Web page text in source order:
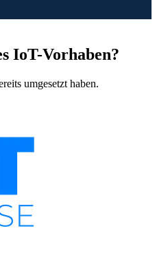
IoT-Vorhaben?
umgesetzt haben.